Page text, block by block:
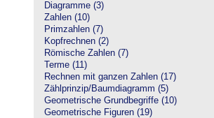
Diagramme (3)
Zahlen (10)
Primzahlen (7)
Kopfrechnen (2)
Römische Zahlen (7)
Terme (11)
Rechnen mit ganzen Zahlen (17)
Zählprinzip/Baumdiagramm (5)
Geometrische Grundbegriffe (10)
Geometrische Figuren (19)